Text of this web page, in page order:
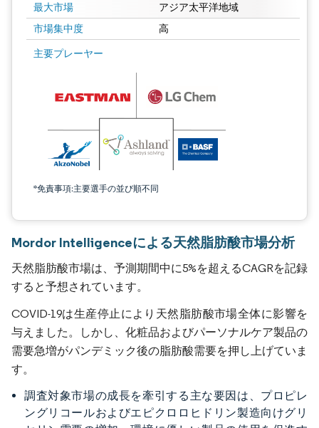
最大市場 アジア太平洋地域
市場集中度 高
主要プレーヤー
*免責事項:主要選手の並び順不同
Mordor Intelligenceによる天然脂肪酸市場分析
天然脂肪酸市場は、予測期間中に5%を超えるCAGRを記録
すると予想されています。
COVID-19は生産停止により天然脂肪酸市場全体に影響を
与えました。しかし、化粧品およびパーソナルケア製品の
需要急増がパンデミック後の脂肪酸需要を押し上げていま
す。
調査対象市場の成長を牽引する主な要因は、プロピレ
ングリコールおよびエピクロロヒドリン製造向けグリ